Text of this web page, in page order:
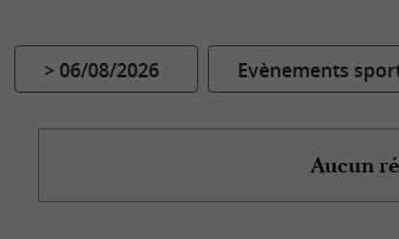
> 06/08/2026 Evènements
Aucun